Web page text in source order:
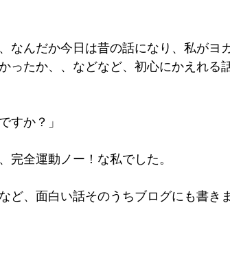
なんだか今日は昔の話になり、私がヨ
ったか、、などなど、初心にかえれる
すか？」
完全運動ノー！な私でした。
ど、面白い話そのうちブログにも書き